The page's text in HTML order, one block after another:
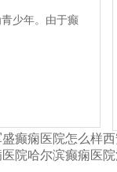
少年。由于癫
盛癫痫医院怎么样
院哈尔滨癫痫医院